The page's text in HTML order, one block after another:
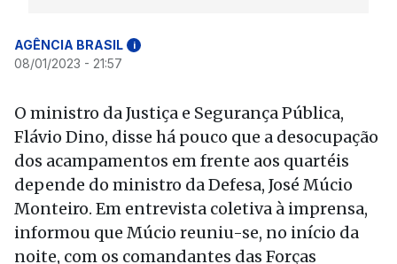
AGÊNCIA BRASIL i
08/01/2023 - 21:57
O ministro da Justiça e Segurança Pública,
Flávio Dino, disse há pouco que a desocupação
dos acampamentos em frente aos quartéis
depende do ministro da Defesa, José Múcio
Monteiro. Em entrevista coletiva à imprensa,
informou que Múcio reuniu-se, no início da
noite, com os comandantes das Forças